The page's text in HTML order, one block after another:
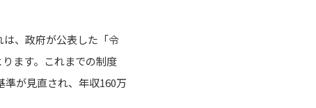
、政府が公表した「令
ます。これまでの制度
が見直され、年収160万